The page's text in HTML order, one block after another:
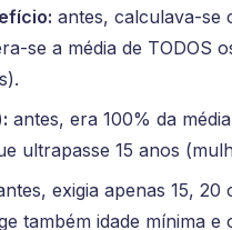
antes, calculava-se
se a média de TODOS
antes, era 100% da
ultrapasse 15 anos
exigia apenas 15,
também idade mínima